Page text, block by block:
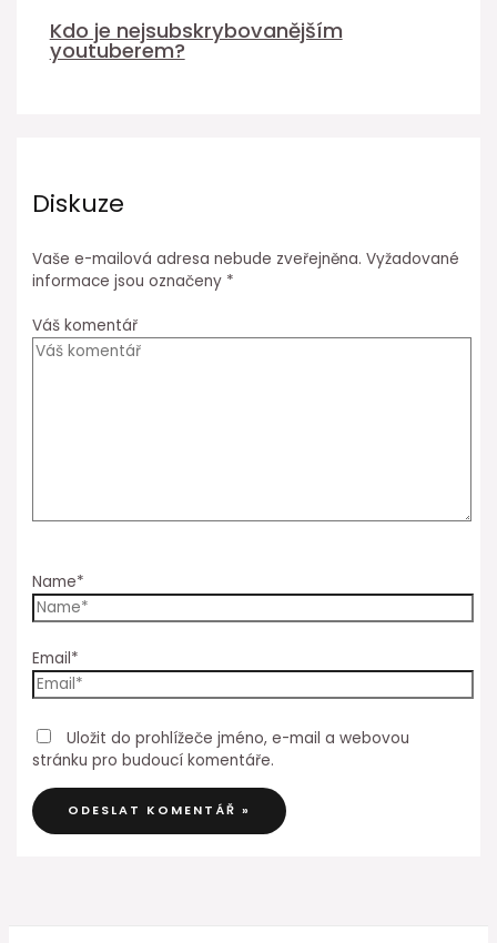
Kdo je nejsubskrybovanějším
youtuberem?
Diskuze
Vaše e-mailová adresa nebude zveřejněna. Vyžadované
informace jsou označeny *
Váš komentář
Name*
Email*
Uložit do prohlížeče jméno, e-mail a webovou
stránku pro budoucí komentáře.